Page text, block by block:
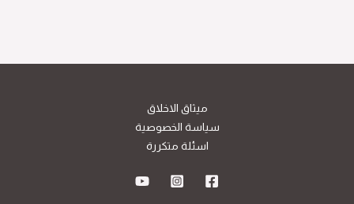
ميثاق الاخلاق
سياسة الخصوصية
اسئلة متكررة